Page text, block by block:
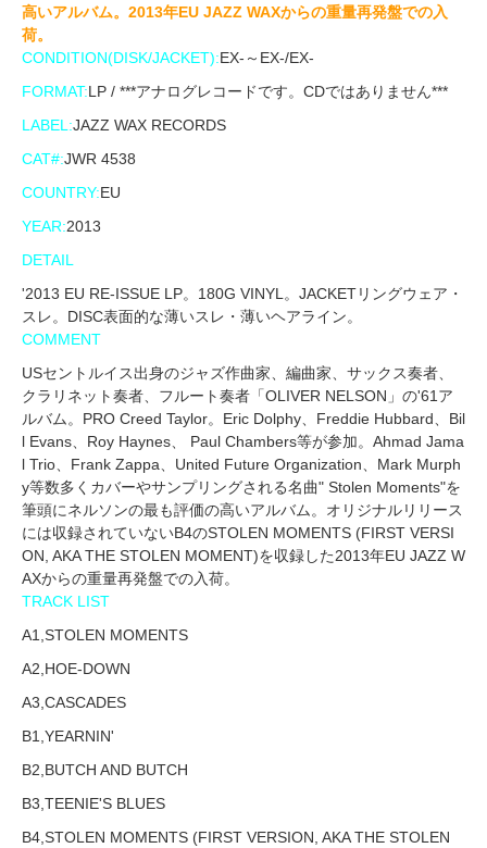
高いアルバム。2013年EU JAZZ WAXからの重量再発盤での入
荷。
CONDITION(DISK/JACKET):EX-～EX-/EX-
FORMAT:LP / ***アナログレコードです。CDではありません***
LABEL:JAZZ WAX RECORDS
CAT#:JWR 4538
COUNTRY:EU
YEAR:2013
DETAIL
'2013 EU RE-ISSUE LP。180G VINYL。JACKETリングウェア・
スレ。DISC表面的な薄いスレ・薄いヘアライン。
COMMENT
USセントルイス出身のジャズ作曲家、編曲家、サックス奏者、
クラリネット奏者、フルート奏者「OLIVER NELSON」の'61ア
ルバム。PRO Creed Taylor。Eric Dolphy、Freddie Hubbard、Bil
l Evans、Roy Haynes、 Paul Chambers等が参加。Ahmad Jama
l Trio、Frank Zappa、United Future Organization、Mark Murph
y等数多くカバーやサンプリングされる名曲" Stolen Moments"を
筆頭にネルソンの最も評価の高いアルバム。オリジナルリリース
には収録されていないB4のSTOLEN MOMENTS (FIRST VERSI
ON, AKA THE STOLEN MOMENT)を収録した2013年EU JAZZ W
AXからの重量再発盤での入荷。
TRACK LIST
A1,STOLEN MOMENTS
A2,HOE-DOWN
A3,CASCADES
B1,YEARNIN'
B2,BUTCH AND BUTCH
B3,TEENIE'S BLUES
B4,STOLEN MOMENTS (FIRST VERSION, AKA THE STOLEN